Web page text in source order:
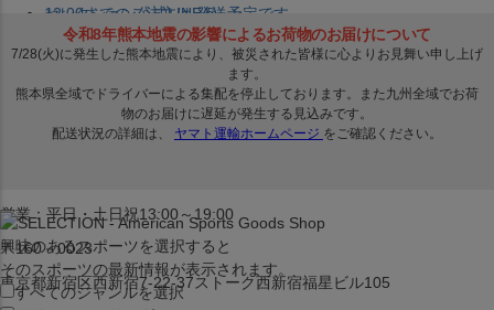
セレクション公式LINE@
営業：平日・土日祝13:00～19:00
〒160－0023
東京都新宿区西新宿7-22-37ストーク西新宿福星ビル105
12:00までのご注文は発送予定です。
在庫品は 1-3営業日内で発送!! ※お取寄せ商品は対象外
興味のあるスポーツを選択すると
そのスポーツの最新情報が表示されます。
すべてのジャンルを選択